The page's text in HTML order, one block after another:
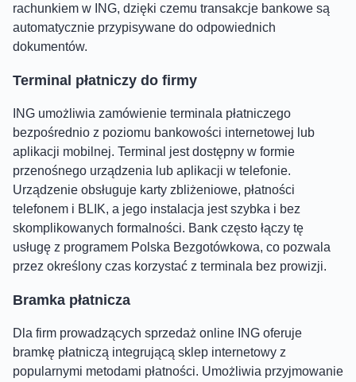
rachunkiem w ING, dzięki czemu transakcje bankowe są
automatycznie przypisywane do odpowiednich
dokumentów.
Terminal płatniczy do firmy
ING umożliwia zamówienie terminala płatniczego
bezpośrednio z poziomu bankowości internetowej lub
aplikacji mobilnej. Terminal jest dostępny w formie
przenośnego urządzenia lub aplikacji w telefonie.
Urządzenie obsługuje karty zbliżeniowe, płatności
telefonem i BLIK, a jego instalacja jest szybka i bez
skomplikowanych formalności. Bank często łączy tę
usługę z programem Polska Bezgotówkowa, co pozwala
przez określony czas korzystać z terminala bez prowizji.
Bramka płatnicza
Dla firm prowadzących sprzedaż online ING oferuje
bramkę płatniczą integrującą sklep internetowy z
popularnymi metodami płatności. Umożliwia przyjmowanie